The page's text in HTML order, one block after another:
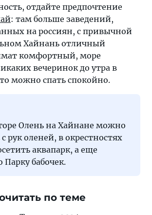
отдайте предпочтение
: там больше заведений,
на россиян, с привычной
Хайнань отличный
комфортный, море
вечеринок до утра в
можно спать спокойно.
Олень на Хайнане можно
рук оленей, в окрестностях
аквапарк, а еще
Парку бабочек.
по теме